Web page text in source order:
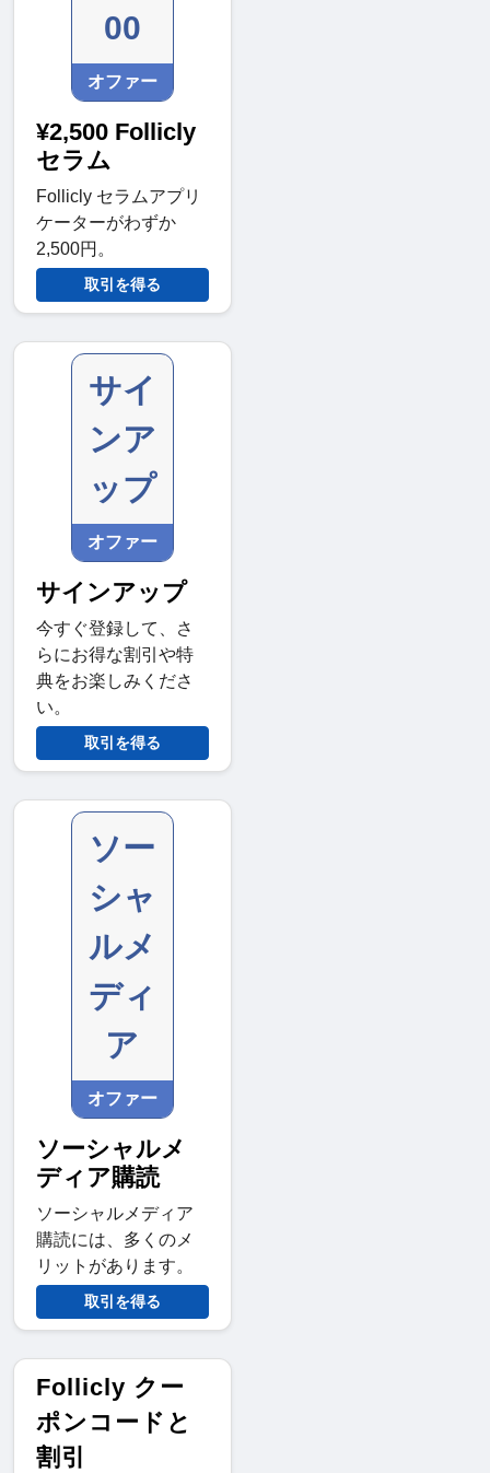
00
オファー
¥2,500 Follicly
セラム
Follicly セラムアプリ
ケーターがわずか
2,500円。
取引を得る
サイ
ンア
ップ
オファー
サインアップ
今すぐ登録して、さ
らにお得な割引や特
典をお楽しみくださ
い。
取引を得る
ソー
シャ
ルメ
ディ
ア
オファー
ソーシャルメ
ディア購読
ソーシャルメディア
購読には、多くのメ
リットがあります。
取引を得る
Follicly クー
ポンコードと
割引